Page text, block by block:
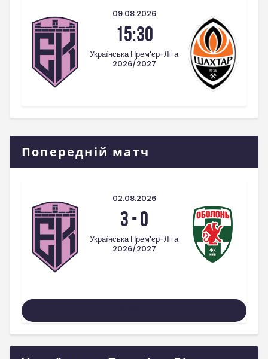
09.08.2026
15:30
Українська Прем'єр-Ліга
2026/2027
Попередній матч
02.08.2026
3-0
Українська Прем'єр-Ліга
2026/2027